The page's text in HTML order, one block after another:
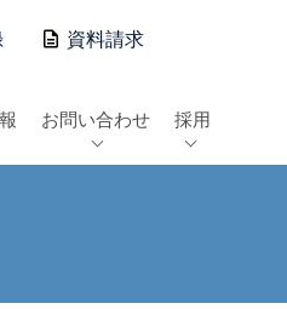
資料請求
お問い合わせ 採用